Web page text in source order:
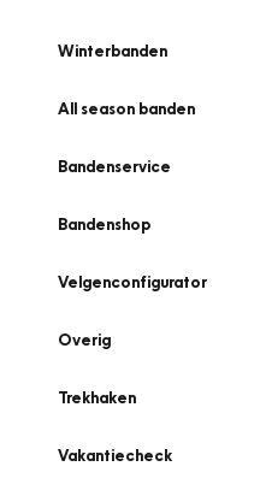
Winterbanden
All season banden
Bandenservice
Bandenshop
Velgenconfigurator
Overig
Trekhaken
Vakantiecheck